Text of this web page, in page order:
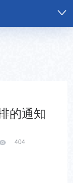
的通知
404